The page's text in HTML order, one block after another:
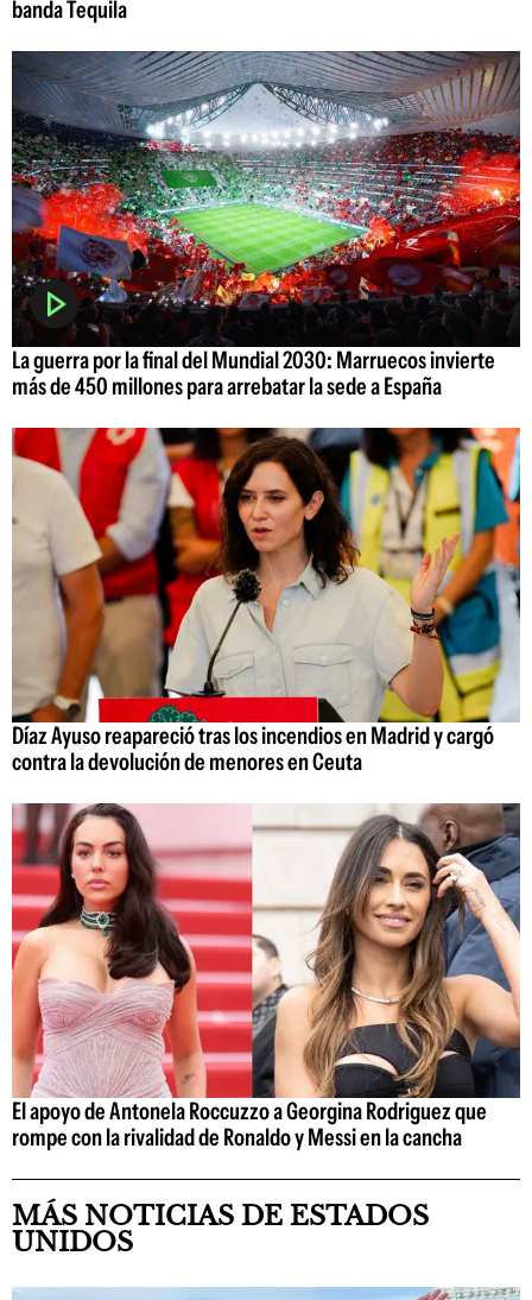
banda Tequila
La guerra por la final del Mundial 2030: Marruecos invierte
más de 450 millones para arrebatar la sede a España
Díaz Ayuso reapareció tras los incendios en Madrid y cargó
contra la devolución de menores en Ceuta
El apoyo de Antonela Roccuzzo a Georgina Rodriguez que
rompe con la rivalidad de Ronaldo y Messi en la cancha
MÁS NOTICIAS DE ESTADOS
UNIDOS